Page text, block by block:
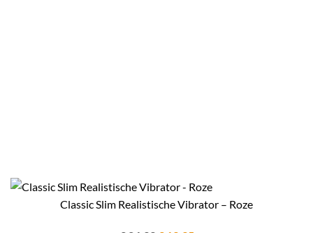
Classic Slim Realistische Vibrator – Roze